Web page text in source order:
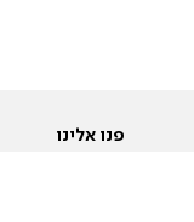
פנו אלינו